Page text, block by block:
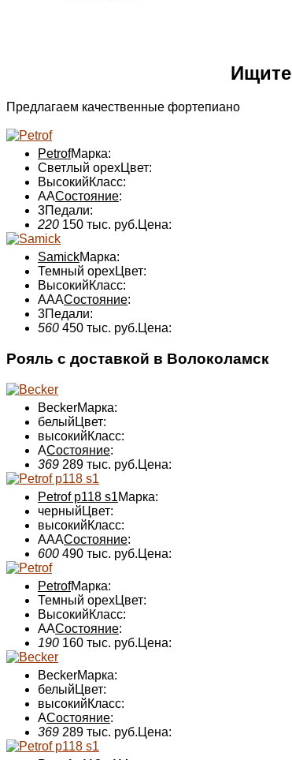
Ищите
Предлагаем качественные фортепиано
PetrofМарка:
Светлый орехЦвет:
ВысокийКласс:
ААСостояние:
3Педали:
220 150 тыс. руб. Цена:
SamickМарка:
Темный орехЦвет:
ВысокийКласс:
АААСостояние:
3Педали:
560 450 тыс. руб. Цена:
Рояль с доставкой в Волоколамск
BeckerМарка:
белый Цвет:
высокийКласс:
АСостояние:
369 289 тыс. руб. Цена:
Petrof p118 s1Марка:
черный Цвет:
высокийКласс:
AAAСостояние:
600 490 тыс. руб. Цена:
PetrofМарка:
Темный орехЦвет:
ВысокийКласс:
AAСостояние:
190 160 тыс. руб. Цена:
BeckerМарка:
белый Цвет:
высокийКласс:
АСостояние:
369 289 тыс. руб. Цена: